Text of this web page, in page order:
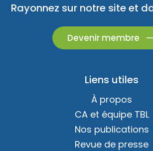
Rayonnez sur notre site et
Devenir membre
Liens utiles
À propos
CA et équipe TBL
Nos publications
Revue de presse